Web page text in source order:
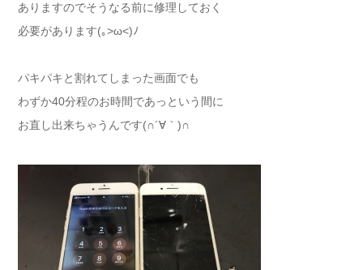
ありますのでそうなる前に修理しておく
必要があります(｡>ω<)ﾉ
パキパキと割れてしまった画面でも
わずか40分程のお時間であっという間に
お直し出来ちゃうんです(∩´∀｀)∩